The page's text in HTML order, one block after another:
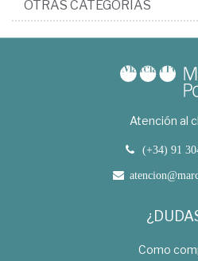
OTRAS CATEGORÍAS
Atención al
(+34) 91
Como